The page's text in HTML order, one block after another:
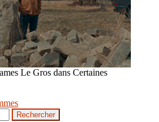
Le Gros dans Certaines